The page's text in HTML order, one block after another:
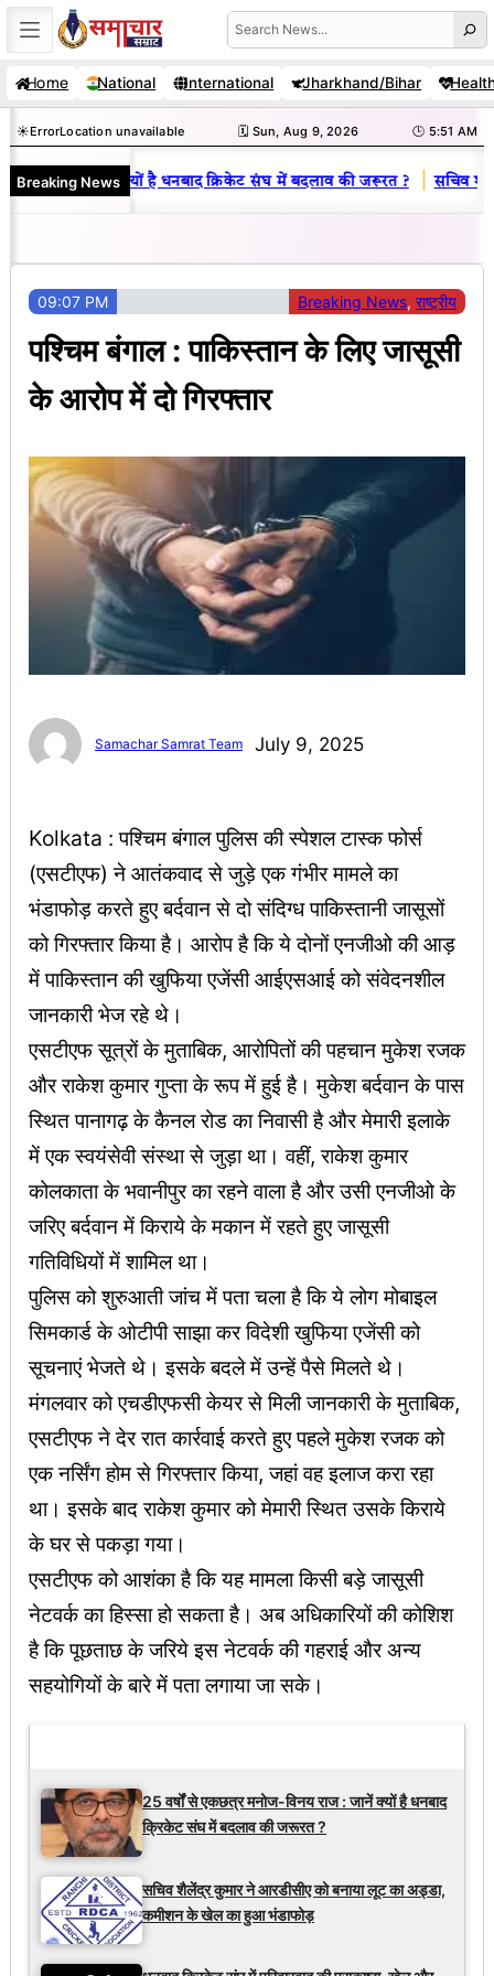
Skip
to
content
Search
Home National International Jharkhand/Bihar
☀️ErrorLocation unavailable 🗓️ Sun, Aug 9, 2026 🕒 5:51 AM
Breaking News
राज : जानें क्यों है धनबाद क्रिकेट संघ में बदलाव की जरूरत ? | सचिव
09:07 PM Breaking News, राष्ट्रीय
पश्चिम बंगाल : पाकिस्तान के लिए जासूसी
के आरोप में दो गिरफ्तार
Samachar Samrat Team July 9, 2025
Kolkata : पश्चिम बंगाल पुलिस की स्पेशल टास्क फोर्स
(एसटीएफ) ने आतंकवाद से जुड़े एक गंभीर मामले का
भंडाफोड़ करते हुए बर्दवान से दो संदिग्ध पाकिस्तानी जासूसों
को गिरफ्तार किया है। आरोप है कि ये दोनों एनजीओ की आड़
में पाकिस्तान की खुफिया एजेंसी आईएसआई को संवेदनशील
जानकारी भेज रहे थे।
एसटीएफ सूत्रों के मुताबिक, आरोपितों की पहचान मुकेश रजक
और राकेश कुमार गुप्ता के रूप में हुई है। मुकेश बर्दवान के पास
स्थित पानागढ़ के कैनल रोड का निवासी है और मेमारी इलाके
में एक स्वयंसेवी संस्था से जुड़ा था। वहीं, राकेश कुमार
कोलकाता के भवानीपुर का रहने वाला है और उसी एनजीओ के
जरिए बर्दवान में किराये के मकान में रहते हुए जासूसी
गतिविधियों में शामिल था।
पुलिस को शुरुआती जांच में पता चला है कि ये लोग मोबाइल
सिमकार्ड के ओटीपी साझा कर विदेशी खुफिया एजेंसी को
सूचनाएं भेजते थे। इसके बदले में उन्हें पैसे मिलते थे।
मंगलवार को एचडीएफसी केयर से मिली जानकारी के मुताबिक,
एसटीएफ ने देर रात कार्रवाई करते हुए पहले मुकेश रजक को
एक नर्सिंग होम से गिरफ्तार किया, जहां वह इलाज करा रहा
था। इसके बाद राकेश कुमार को मेमारी स्थित उसके किराये
के घर से पकड़ा गया।
एसटीएफ को आशंका है कि यह मामला किसी बड़े जासूसी
नेटवर्क का हिस्सा हो सकता है। अब अधिकारियों की कोशिश
है कि पूछताछ के जरिये इस नेटवर्क की गहराई और अन्य
सहयोगियों के बारे में पता लगाया जा सके।
25 वर्षों से एकछत्र मनोज-विनय राज : जानें क्यों है धनबाद
क्रिकेट संघ में बदलाव की जरूरत ?
सचिव शैलेंद्र कुमार ने आरडीसीए को बनाया लूट का अड्डा,
कमीशन के खेल का हुआ भंडाफोड़